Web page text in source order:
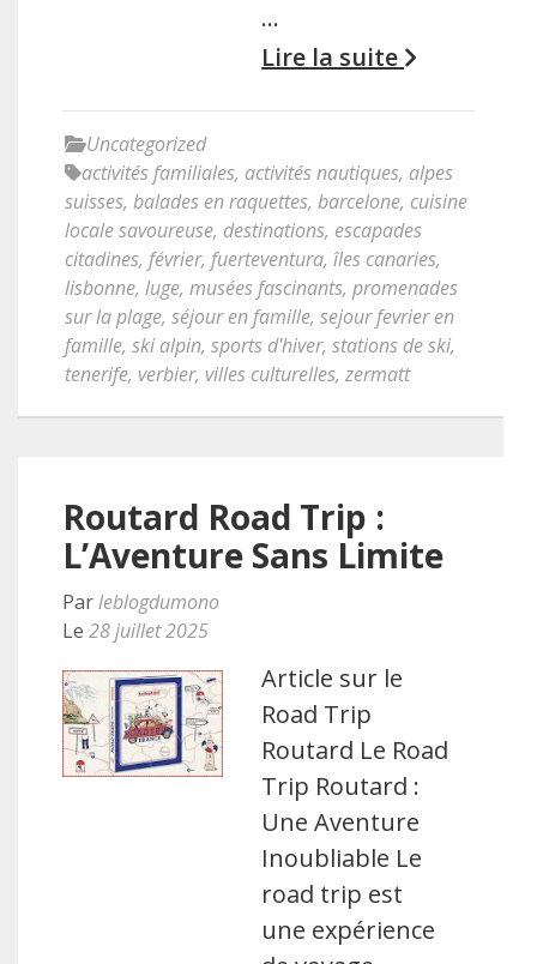
…
Lire la suite
Uncategorized
activités familiales, activités nautiques, alpes
suisses, balades en raquettes, barcelone, cuisine
locale savoureuse, destinations, escapades
citadines, février, fuerteventura, îles canaries,
lisbonne, luge, musées fascinants, promenades
sur la plage, séjour en famille, sejour fevrier en
famille, ski alpin, sports d'hiver, stations de ski,
tenerife, verbier, villes culturelles, zermatt
Routard Road Trip :
L’Aventure Sans Limite
Parleblogdumono
Le 28 juillet 2025
Article sur le
Road Trip
Routard Le Road
Trip Routard :
Une Aventure
Inoubliable Le
road trip est
une expérience